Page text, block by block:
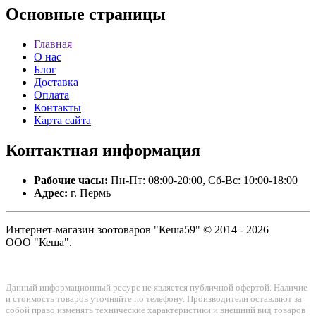
Основные страницы
Главная
О нас
Блог
Доставка
Оплата
Контакты
Карта сайта
Контактная информация
Рабочие часы: Пн-Пт: 08:00-20:00, Сб-Вс: 10:00-18:00
Адрес: г. Пермь
Интернет-магазин зоотоваров "Кеша59" © 2014 - 2026
ООО "Кеша".
Данный информационный ресурс не является публичной офертой. Наличие
и стоимость товаров уточняйте по телефону. Производители оставляют за
собой право изменять технические характеристики и внешний вид товаров